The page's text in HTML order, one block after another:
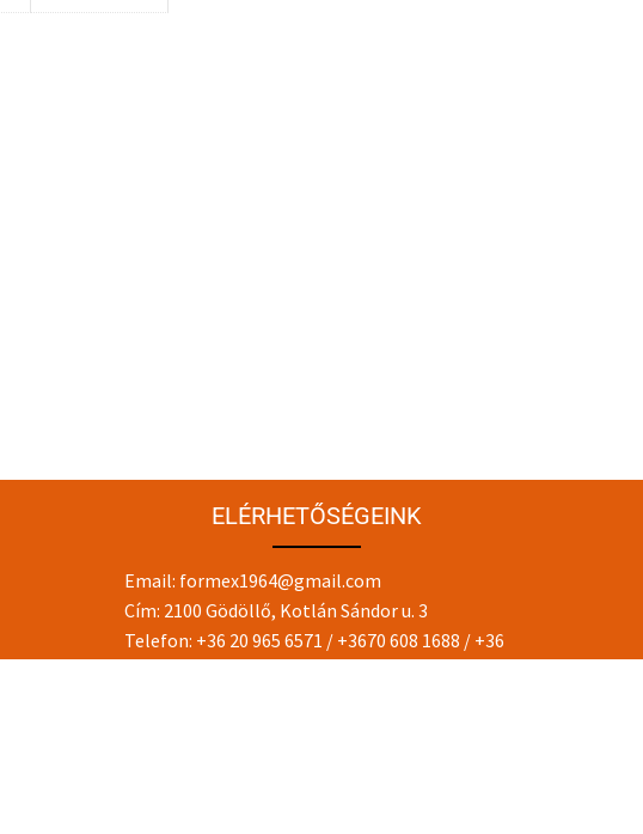
ELÉRHETŐSÉGEINK
Email: formex1964@gmail.com
Cím: 2100 Gödöllő, Kotlán Sándor u. 3
Telefon: +36 20 965 6571 / +3670 608 1688 / +36